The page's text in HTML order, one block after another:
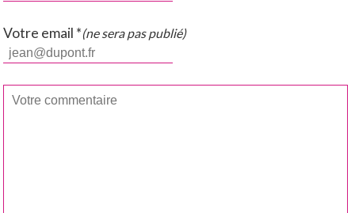
Votre email *(ne sera pas publié)